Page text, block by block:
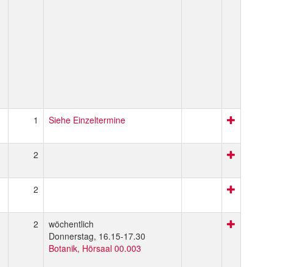
1 Siehe Einzeltermine
2
2
2
wöchentlich
Donnerstag, 16.15-17.30
Botanik, Hörsaal 00.003